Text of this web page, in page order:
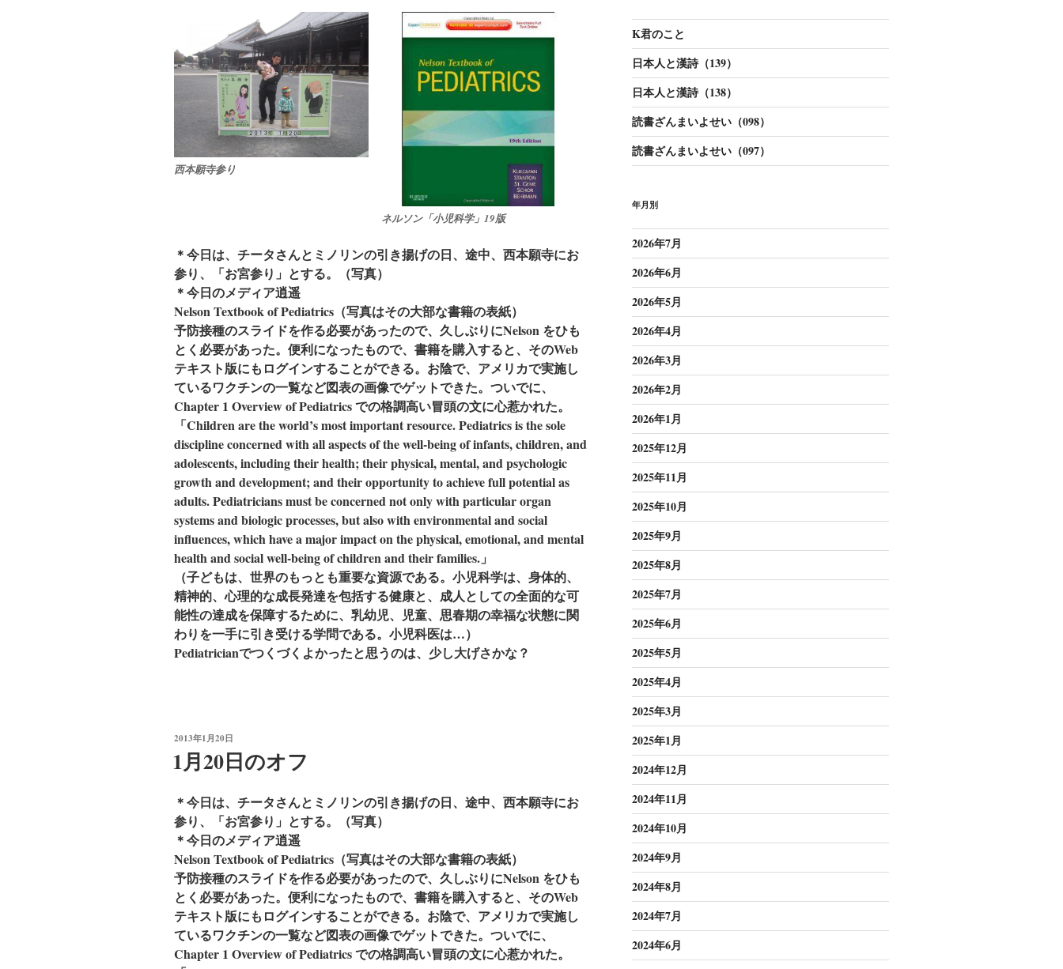
西本願寺参り
ネルソン「小児科学」19版
＊今日は、チータさんとミノリンの引き揚げの日、途中、西本願寺にお
参り、「お宮参り」とする。（写真）
＊今日のメディア逍遥
Nelson Textbook of Pediatrics（写真はその大部な書籍の表紙）
予防接種のスライドを作る必要があったので、久しぶりにNelson をひも
とく必要があった。便利になったもので、書籍を購入すると、そのWeb
テキスト版にもログインすることができる。お陰で、アメリカで実施し
ているワクチンの一覧など図表の画像でゲットできた。ついでに、
Chapter 1 Overview of Pediatrics での格調高い冒頭の文に心惹かれた。
「Children are the world’s most important resource. Pediatrics is the sole
discipline concerned with all aspects of the well-being of infants, children, and
adolescents, including their health; their physical, mental, and psychologic
growth and development; and their opportunity to achieve full potential as
adults. Pediatricians must be concerned not only with particular organ
systems and biologic processes, but also with environmental and social
influences, which have a major impact on the physical, emotional, and mental
health and social well-being of children and their families.」
（子どもは、世界のもっとも重要な資源である。小児科学は、身体的、
精神的、心理的な成長発達を包括する健康と、成人としての全面的な可
能性の達成を保障するために、乳幼児、児童、思春期の幸福な状態に関
わりを一手に引き受ける学問である。小児科医は…）
Pediatricianでつくづくよかったと思うのは、少し大げさかな？
投
2013年1月20日
1月20日のオフ
＊今日は、チータさんとミノリンの引き揚げの日、途中、西本願寺にお
参り、「お宮参り」とする。（写真）
＊今日のメディア逍遥
Nelson Textbook of Pediatrics（写真はその大部な書籍の表紙）
予防接種のスライドを作る必要があったので、久しぶりにNelson をひも
とく必要があった。便利になったもので、書籍を購入すると、そのWeb
テキスト版にもログインすることができる。お陰で、アメリカで実施し
ているワクチンの一覧など図表の画像でゲットできた。ついでに、
Chapter 1 Overview of Pediatrics での格調高い冒頭の文に心惹かれた。
K君のこと
日本人と漢詩（139）
日本人と漢詩（138）
読書ざんまいよせい（098）
読書ざんまいよせい（097）
年月別
2026年7月
2026年6月
2026年5月
2026年4月
2026年3月
2026年2月
2026年1月
2025年12月
2025年11月
2025年10月
2025年9月
2025年8月
2025年7月
2025年6月
2025年5月
2025年4月
2025年3月
2025年1月
2024年12月
2024年11月
2024年10月
2024年9月
2024年8月
2024年7月
2024年6月